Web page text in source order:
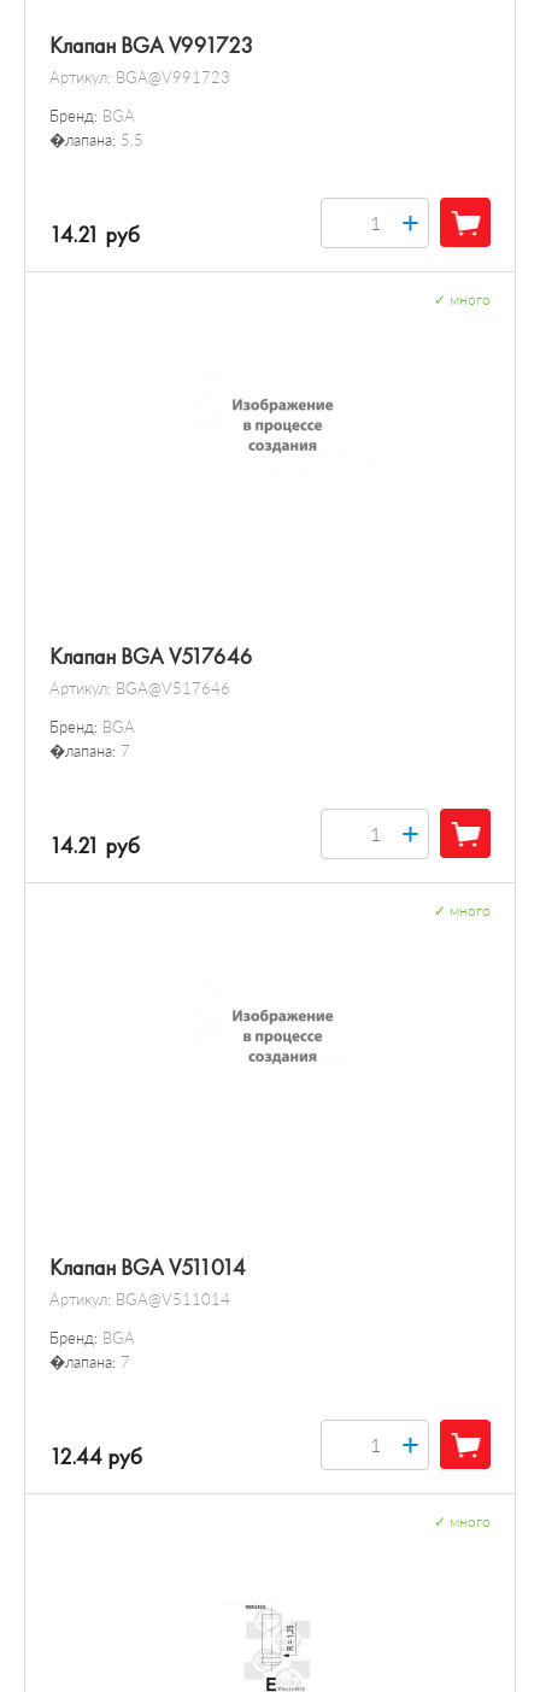
Клапан BGA V991723
Артикул: BGA@V991723
Бренд: BGA
�лапана: 5.5
14.21 руб +
Клапан BGA V517646
Артикул: BGA@V517646
Бренд: BGA
�лапана: 7
много
14.21 руб +
Клапан BGA V511014
Артикул: BGA@V511014
Бренд: BGA
�лапана: 7
много
12.44 руб +
много